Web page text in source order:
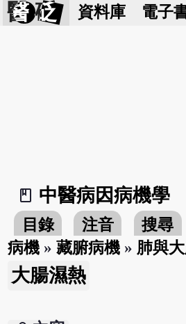
醫 砭 資料庫 電子
book_2
中醫病因病機學
目錄 注音
搜尋
病機 »藏腑病機 » 肺與
大腸濕熱